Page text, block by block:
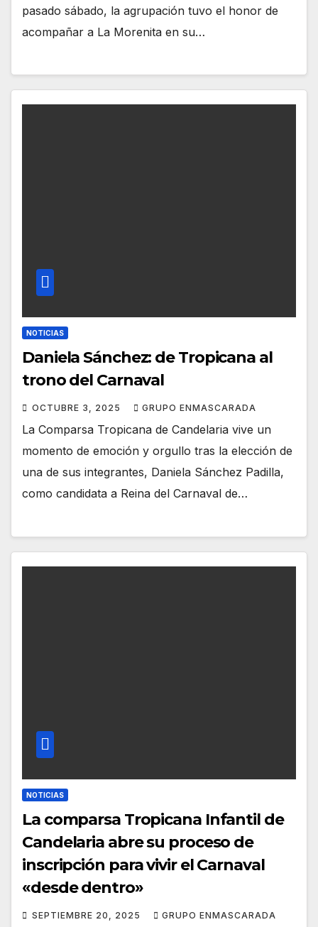
pasado sábado, la agrupación tuvo el honor de
acompañar a La Morenita en su…
NOTICIAS
Daniela Sánchez: de Tropicana al
trono del Carnaval
OCTUBRE 3, 2025 GRUPO ENMASCARADA
La Comparsa Tropicana de Candelaria vive un
momento de emoción y orgullo tras la elección de
una de sus integrantes, Daniela Sánchez Padilla,
como candidata a Reina del Carnaval de…
NOTICIAS
La comparsa Tropicana Infantil de
Candelaria abre su proceso de
inscripción para vivir el Carnaval
«desde dentro»
SEPTIEMBRE 20, 2025 GRUPO ENMASCARADA